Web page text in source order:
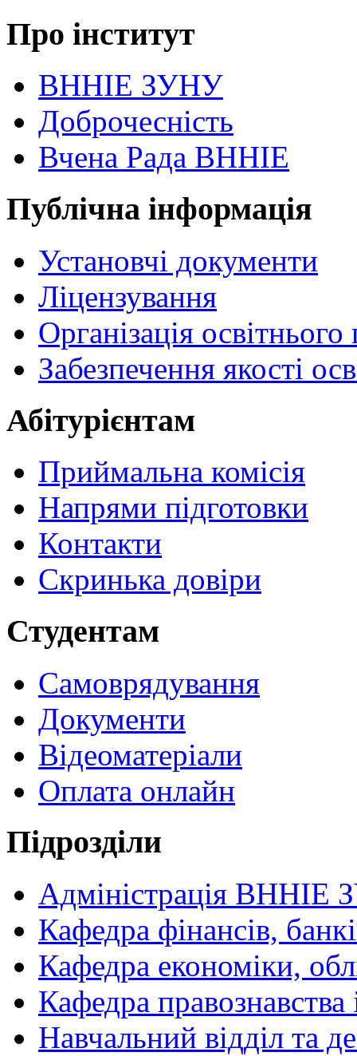
Про інститут
ВННІЕ ЗУНУ
Доброчесність
Вчена Рада ВННІЕ
Публічна інформація
Установчі документи
Ліцензування
Організація
Забезпечення якості
Абітурієнтам
Приймальна комісія
Напрями підготовки
Контакти
Скринька довіри
Студентам
Самоврядування
Документи
Відеоматеріали
Оплата онлайн
Підрозділи
Адміністрація ВННІЕ
Кафедра фінансів,
Кафедра економіки,
Кафедра
Навчальний відділ та